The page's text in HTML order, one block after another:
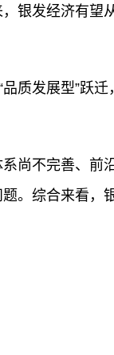
银发经济有望
质发展型”跃迁
尚不完善、前
。综合来看，